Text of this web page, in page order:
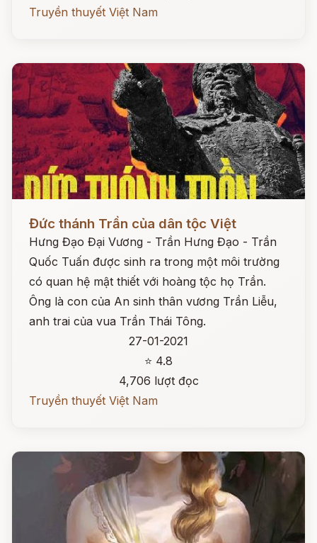
Truyền thuyết Việt Nam
Đức thánh Trần của dân tộc Việt
Hưng Đạo Đại Vương - Trần Hưng Đạo - Trần
Quốc Tuấn được sinh ra trong một môi trường
có quan hệ mật thiết với hoàng tộc họ Trần.
Ông là con của An sinh thân vương Trần Liễu,
anh trai của vua Trần Thái Tông.
27-01-2021
⭐ 4.8
4,706 lượt đọc
Truyền thuyết Việt Nam